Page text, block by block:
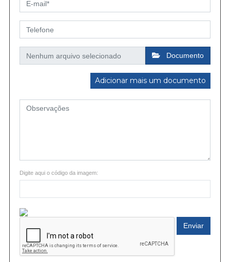
Documento
Adicionar mais um documento
Digite aqui o código da imagem:
Enviar